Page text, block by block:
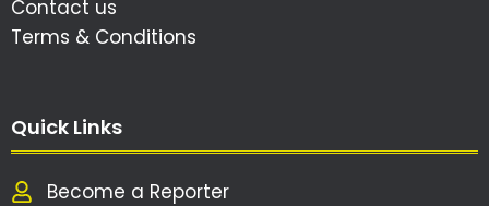
Contact us
Terms & Conditions
Quick Links
Become a Reporter